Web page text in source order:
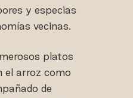
y especias
vecinas.
platos
el arroz como
de